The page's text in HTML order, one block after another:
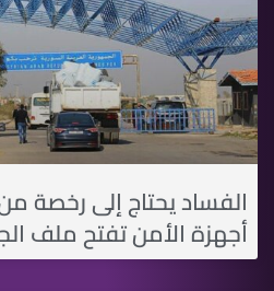
الفساد يحتاج إلى رخصة
أجهزة الأمن تفتح ملف